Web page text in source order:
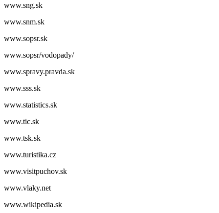
www.sng.sk
www.snm.sk
www.sopsr.sk
www.sopsr/vodopady/
www.spravy.pravda.sk
www.sss.sk
www.statistics.sk
www.tic.sk
www.tsk.sk
www.turistika.cz
www.visitpuchov.sk
www.vlaky.net
www.wikipedia.sk